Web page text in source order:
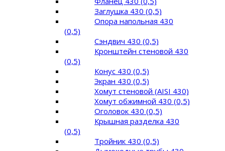
Заглушка 430 (0,5)
Опора напольная 430
(0,5)
Сэндвич 430 (0,5)
Кронштейн стеновой 430
(0,5)
Конус 430 (0,5)
Экран 430 (0,5)
Хомут стеновой (AISI 430)
Хомут обжимной 430 (0,5)
Оголовок 430 (0,5)
Крышная разделка 430
(0,5)
Тройник 430 (0,5)